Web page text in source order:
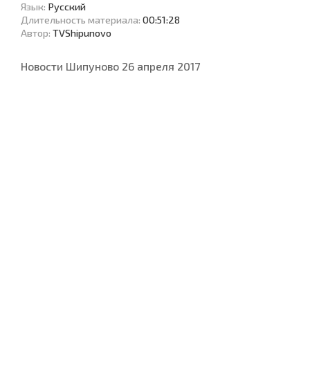
Язык: Русский
Длительность материала: 00:51:28
Автор: TVShipunovo
Новости Шипуново 26 апреля 2017